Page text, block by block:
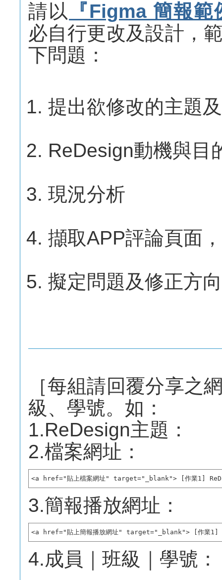
請以
『Figma 簡報範
必自行更改及設計，
下問題：
提出欲修改的主題
ReDesign動機與目
現況分析
擷取APP評論頁面
擬定問題及修正方
［每組請回覆分享之
級、學號。如：
1.ReDesign主題：
2.檔案網址：
<a href="貼上檔案網址" target="_blank"> [作業1]
3.簡報播放網址：
<a href="貼上簡報播放網址" target="_blank"> [作業1]
4.成員｜班級｜學號：